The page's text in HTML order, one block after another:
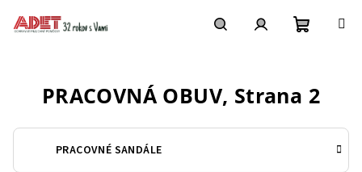
košík
PRACOVNÁ OBUV, Strana 2
PRACOVNÉ SANDÁLE